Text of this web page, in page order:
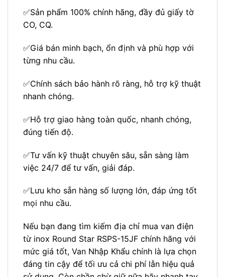
✅Sản phẩm 100% chính hãng, đầy đủ giấy tờ
CO, CQ.
✅Giá bán minh bạch, ổn định và phù hợp với
từng nhu cầu.
✅Chính sách bảo hành rõ ràng, hỗ trợ kỹ thuật
nhanh chóng.
✅Hỗ trợ giao hàng toàn quốc, nhanh chóng,
đúng tiến độ.
✅Tư vấn kỹ thuật chuyên sâu, sẵn sàng làm
việc 24/7 để tư vấn, giải đáp.
✅Lưu kho sẵn hàng số lượng lớn, đáp ứng tốt
mọi nhu cầu.
Nếu bạn đang tìm kiếm địa chỉ mua van điện
từ inox Round Star RSPS-15JF chính hãng với
mức giá tốt, Van Nhập Khẩu chính là lựa chọn
đáng tin cậy để tối ưu cả chi phí lẫn hiệu quả